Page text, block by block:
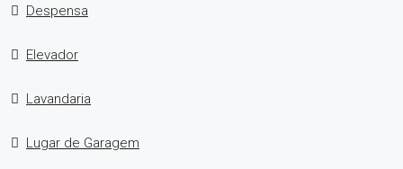
Despensa
Elevador
Lavandaria
Lugar de Garagem